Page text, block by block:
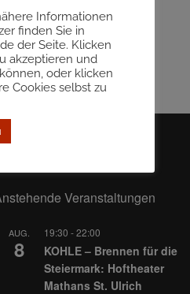
Veranstaltungen
AUG.
8
19:30 -22:00
KOHLE – Brennen für die
Steiermark: Hoftheater
Mathans St. Ulrich
Informationen
finden Sie in
der Seite. Klicken
akzeptieren und
oder klicken
Cookies selbst zu